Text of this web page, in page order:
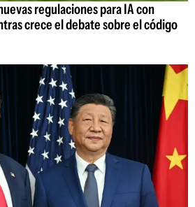
regulaciones para IA con
crece el debate sobre el código